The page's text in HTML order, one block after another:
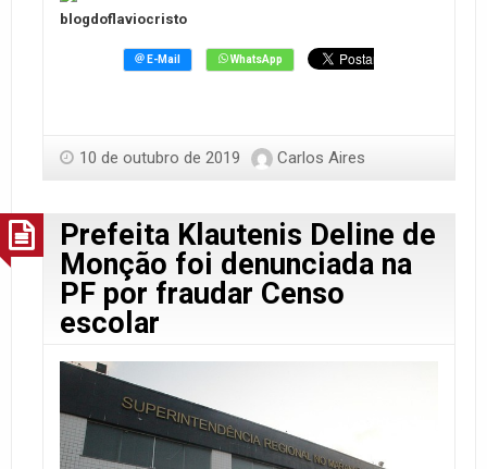
blogdoflaviocristo
10 de outubro de 2019 Carlos Aires
Prefeita Klautenis Deline de
Monção foi denunciada na
PF por fraudar Censo
escolar